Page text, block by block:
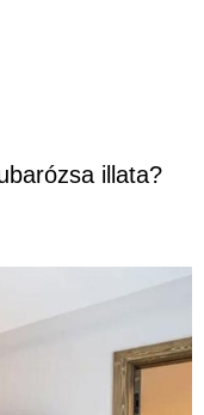
illata?